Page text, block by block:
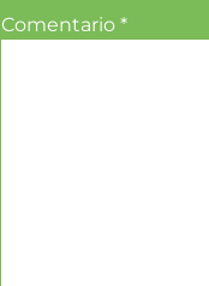
Comentario *